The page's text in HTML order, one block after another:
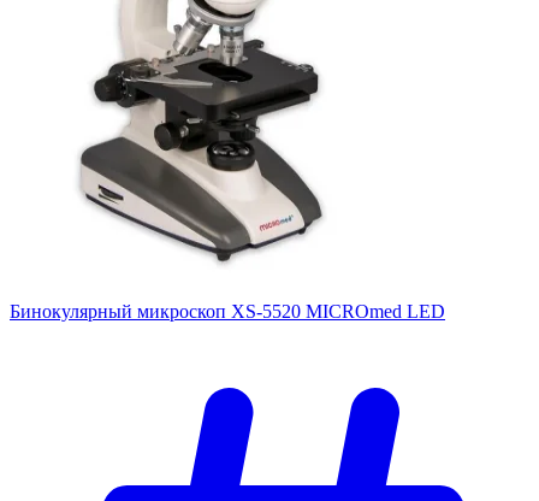
Бинокулярный микроскоп XS-5520 MICROmed LED